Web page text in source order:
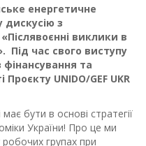
енергетичне
дискусію з
виклики в
Під час свого виступу
та
UNIDO/GEF UKR
бути в основі стратегії
України! Про це ми
групах при